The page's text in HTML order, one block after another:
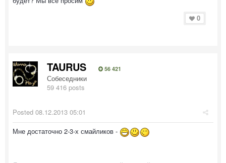
0
TAURUS 56 421
Собеседники
59 416 posts
Posted 08.12.2013 05:01
Мне достаточно 2-3-х смайликов -